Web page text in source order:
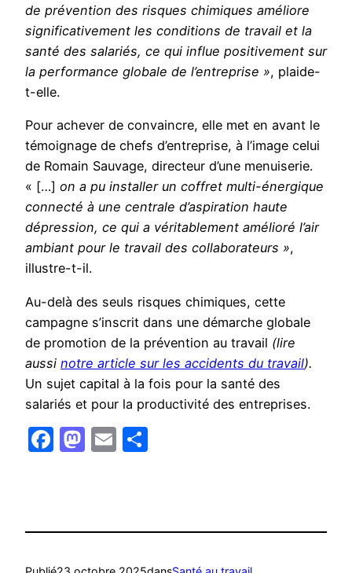
de prévention des risques chimiques améliore
significativement les conditions de travail et la
santé des salariés, ce qui influe positivement sur
la performance globale de l’entreprise », plaide-
t-elle.
Pour achever de convaincre, elle met en avant le
témoignage de chefs d’entreprise, à l’image celui
de Romain Sauvage, directeur d’une menuiserie.
« […] on a pu installer un coffret multi-énergique
connecté à une centrale d’aspiration haute
dépression, ce qui a véritablement amélioré l’air
ambiant pour le travail des collaborateurs »,
illustre-t-il.
Au-delà des seuls risques chimiques, cette
campagne s’inscrit dans une démarche globale
de promotion de la prévention au travail (lire
aussi notre article sur les accidents du travail).
Un sujet capital à la fois pour la santé des
salariés et pour la productivité des entreprises.
Facebook
Mastodon
Email